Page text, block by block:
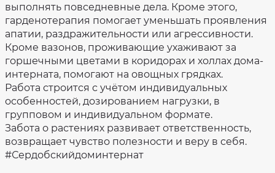
выполнять повседневные дела. Кроме этого,
гарденотерапия помогает уменьшать проявления
апатии, раздражительности или агрессивности.
Кроме вазонов, проживающие ухаживают за
горшечными цветами в коридорах и холлах дома-
интерната, помогают на овощных грядках.
Работа строится с учётом индивидуальных
особенностей, дозированием нагрузки, в
групповом и индивидуальном формате.
Забота о растениях развивает ответственность,
возвращает чувство полезности и веру в себя.
#Сердобскийдоминтернат